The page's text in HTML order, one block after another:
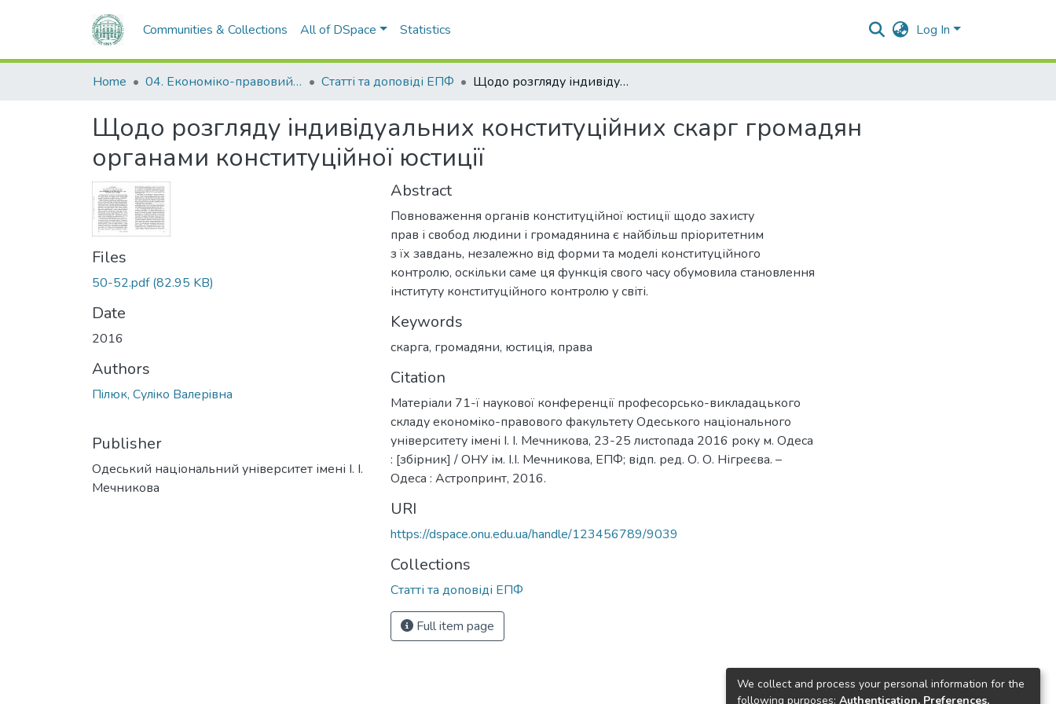
Communities & Collections All of DSpace Statistics Log In
Home 04. Економіко-правовий факультет Статті та доповіді ЕПФ Щодо розгляду індивідуальних конституційних скарг громадян органами конституційної юстиції
Щодо розгляду індивідуальних конституційних скарг громадян
органами конституційної юстиції
Files
50-52.pdf(82.95 KB)
Date
2016
Authors
Пiлюк, Сулiко Валерiвна
Publisher
Одеський національний університет імені І. І.
Мечникова
Abstract
Повноваження органів конституційної юстиції щодо захисту
прав і свобод людини і громадянина є найбільш пріоритетним
з їх завдань, незалежно від форми та моделі конституційного
контролю, оскільки саме ця функція свого часу обумовила становлення
інституту конституційного контролю у світі.
Keywords
скарга, громадяни, юстиція, права
Citation
Матеріали 71-ї наукової конференції професорсько-викладацького
складу економіко-правового факультету Одеського національного
університету імені І. І. Мечникова, 23-25 листопада 2016 року м. Одеса
: [збірник] / ОНУ ім. І.І. Мечникова, ЕПФ; відп. ред. О. О. Нігреєва. –
Одеса : Астропринт, 2016.
URI
https://dspace.onu.edu.ua/handle/123456789/9039
Collections
Статті та доповіді ЕПФ
Full item page
We collect and process your personal information for the
following purposes: Authentication, Preferences,